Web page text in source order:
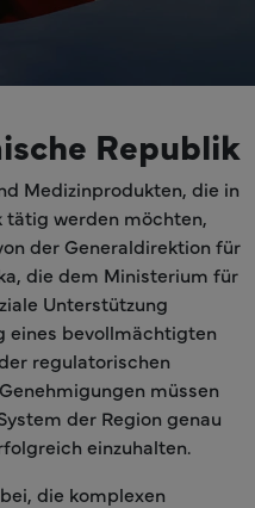
Republik
Medizinprodukten, die in
tätig werden möchten,
der Generaldirektion für
die dem Ministerium für
Unterstützung
eines bevollmächtigten
regulatorischen
müssen
der Region genau
einzuhalten.
die komplexen